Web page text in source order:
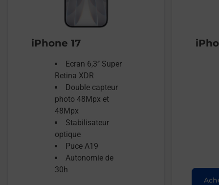
iPhone 17
Ecran 6,3’’ Super
Retina XDR
Double capteur
photo 48Mpx et
48Mpx
Stabilisateur
optique
Puce A19
Autonomie de
30h